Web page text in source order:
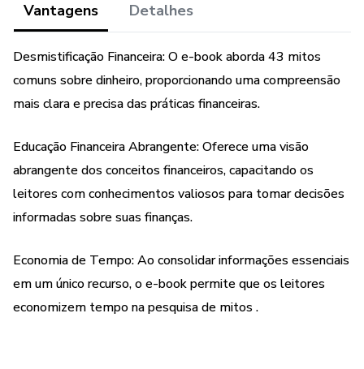
transformação financeira, onde você aprenderá a mudar sua
mentalidade financeira e deixar para trás as crenças
limitantes sobre dinheiro.
Descubra como mudar sua relação com o dinheiro e
alcançar seus objetivos financeiros.
Comece sua jornada rumo à prosperidade agora mesmo!
Vantagens Detalhes
Desmistificação Financeira: O e-book aborda 43 mitos
comuns sobre dinheiro, proporcionando uma compreensão
mais clara e precisa das práticas financeiras.
Educação Financeira Abrangente: Oferece uma visão
abrangente dos conceitos financeiros, capacitando os
leitores com conhecimentos valiosos para tomar decisões
informadas sobre suas finanças.
Economia de Tempo: Ao consolidar informações essenciais
em um único recurso, o e-book permite que os leitores
economizem tempo na pesquisa de mitos .